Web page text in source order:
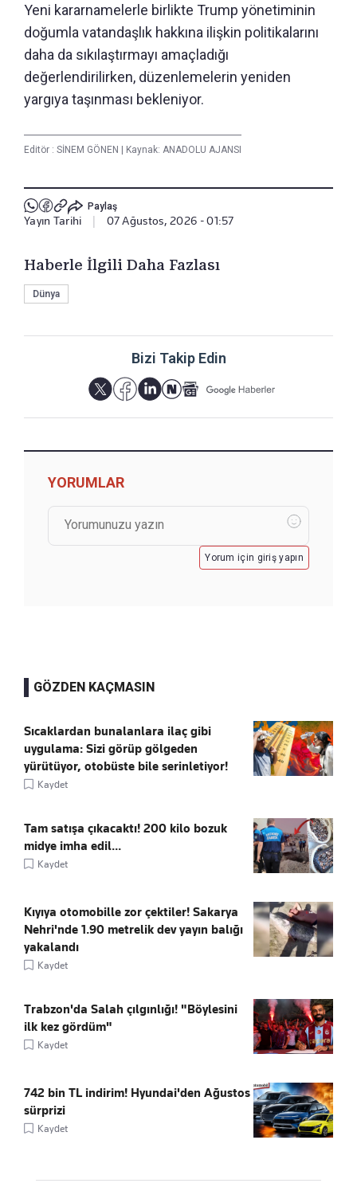
Yeni kararnamelerle birlikte Trump yönetiminin
doğumla vatandaşlık hakkına ilişkin politikalarını
daha da sıkılaştırmayı amaçladığı
değerlendirilirken, düzenlemelerin yeniden
yargıya taşınması bekleniyor.
Editör : SİNEM GÖNEN | Kaynak: ANADOLU AJANSI
Paylaş
Yayın Tarihi 07 Ağustos, 2026 - 01:57
Haberle İlgili Daha Fazlası
Dünya
Bizi Takip Edin
YORUMLAR
Yorum için giriş yapın
GÖZDEN KAÇMASIN
Sıcaklardan bunalanlara ilaç gibi
uygulama: Sizi görüp gölgeden
yürütüyor, otobüste bile serinletiyor!
Kaydet
Tam satışa çıkacaktı! 200 kilo bozuk
midye imha edil...
Kaydet
Kıyıya otomobille zor çektiler! Sakarya
Nehri'nde 1.90 metrelik dev yayın balığı
yakalandı
Kaydet
Trabzon'da Salah çılgınlığı! "Böylesini
ilk kez gördüm"
Kaydet
742 bin TL indirim! Hyundai'den Ağustos
sürprizi
Kaydet